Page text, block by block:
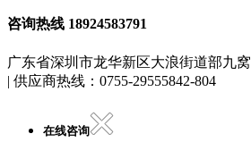
咨询热线 18924583791
广东省深圳市龙华新区大浪街道部九
| 供应商热线：0755-29555842-804
在线咨询